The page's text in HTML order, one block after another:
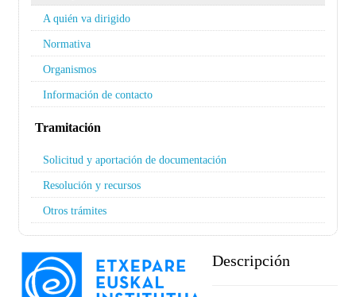
A quién va dirigido
Normativa
Organismos
Información de contacto
Tramitación
Solicitud y aportación de documentación
Resolución y recursos
Otros trámites
Descripción